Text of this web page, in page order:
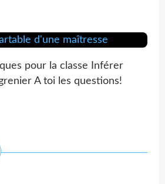
pour la classe Inférer
A toi les questions!